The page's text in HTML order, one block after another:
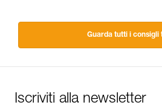
Guarda tutti i consigli
Iscriviti alla newsletter